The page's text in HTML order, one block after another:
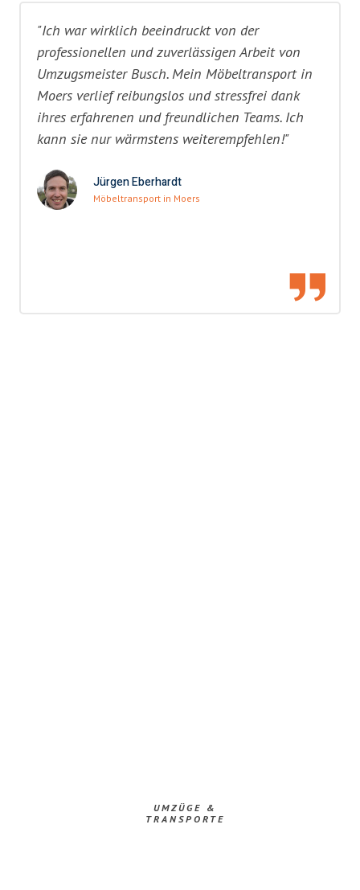
"Ich war wirklich beeindruckt von der
professionellen und zuverlässigen Arbeit von
Umzugsmeister Busch. Mein Möbeltransport in
Moers verlief reibungslos und stressfrei dank
ihres erfahrenen und freundlichen Teams. Ich
kann sie nur wärmstens weiterempfehlen!"
Jürgen Eberhardt
Möbeltransport in Moers
UMZÜGE &
TRANSPORTE